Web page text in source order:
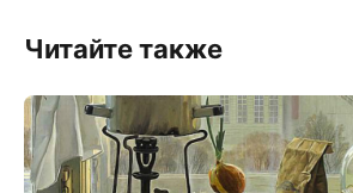
Читайте также